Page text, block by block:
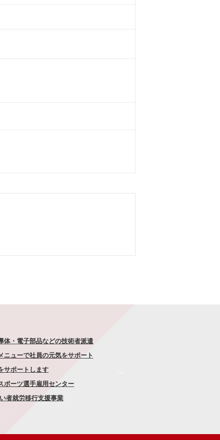
体・電子部品などの技術者派遣
ニューで社員の元気をサポート
サポートします
ポーツ選手雇用センター
者就労移行支援事業